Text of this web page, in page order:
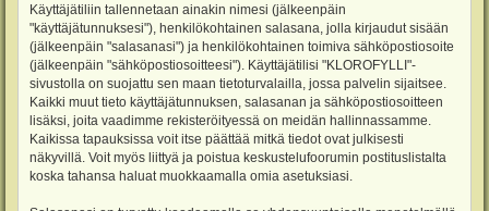
Käyttäjätiliin tallennetaan ainakin nimesi (jälkeenpäin
"käyttäjätunnuksesi"), henkilökohtainen salasana, jolla kirjaudut sisään
(jälkeenpäin "salasanasi") ja henkilökohtainen toimiva sähköpostiosoite
(jälkeenpäin "sähköpostiosoitteesi"). Käyttäjätilisi "KLOROFYLLI"-
sivustolla on suojattu sen maan tietoturvalailla, jossa palvelin sijaitsee.
Kaikki muut tieto käyttäjätunnuksen, salasanan ja sähköpostiosoitteen
lisäksi, joita vaadimme rekisteröityessä on meidän hallinnassamme.
Kaikissa tapauksissa voit itse päättää mitkä tiedot ovat julkisesti
näkyvillä. Voit myös liittyä ja poistua keskustelufoorumin postituslistalta
koska tahansa haluat muokkaamalla omia asetuksiasi.